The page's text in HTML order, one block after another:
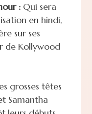
:Qui sera
en hindi,
sur ses
de Kollywood
grosses têtes
Samantha